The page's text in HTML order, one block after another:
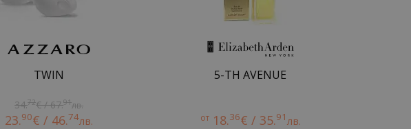
TWIN
34.72€ / 67.91лв.
23.90€ / 46.74лв.
5-TH AVENUE
от 18.36€ / 35.91лв.